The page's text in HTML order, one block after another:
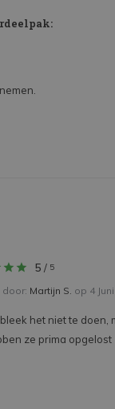
5 / 5
door: Martijn S. op 4
het niet te doen,
ze prima opgelost